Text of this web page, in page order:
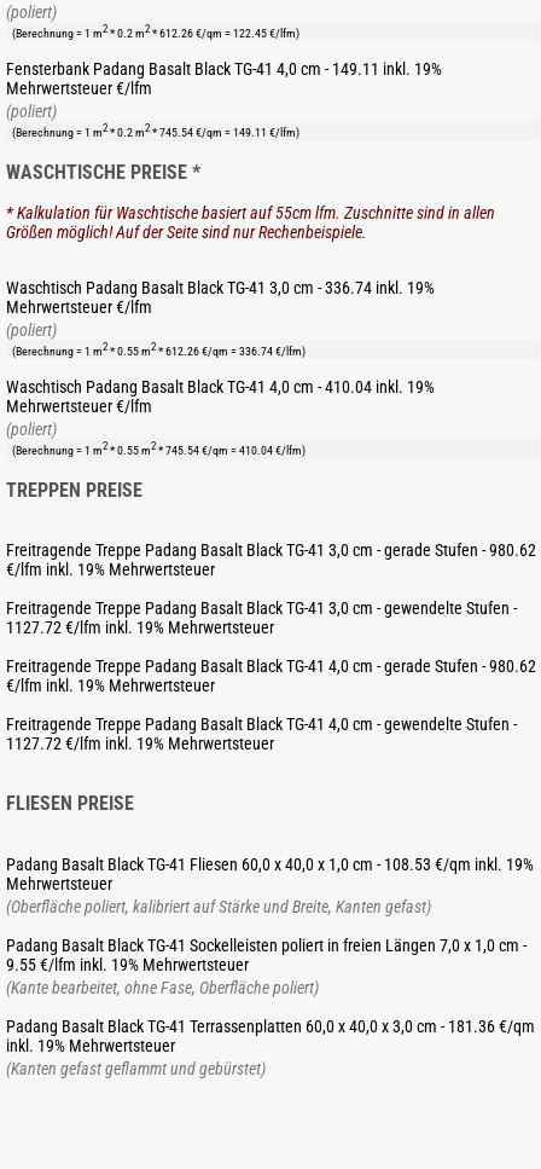
(poliert)
(Berechnung = 1 m2 * 0.2 m2 * 612.26 €/qm = 122.45 €/lfm)
Fensterbank Padang Basalt Black TG-41 4,0 cm - 149.11 inkl. 19%
Mehrwertsteuer €/lfm
(poliert)
(Berechnung = 1 m2 * 0.2 m2 * 745.54 €/qm = 149.11 €/lfm)
WASCHTISCHE PREISE *
* Kalkulation für Waschtische basiert auf 55cm lfm. Zuschnitte sind in allen
Größen möglich! Auf der Seite sind nur Rechenbeispiele.
Waschtisch Padang Basalt Black TG-41 3,0 cm - 336.74 inkl. 19%
Mehrwertsteuer €/lfm
(poliert)
(Berechnung = 1 m2 * 0.55 m2 * 612.26 €/qm = 336.74 €/lfm)
Waschtisch Padang Basalt Black TG-41 4,0 cm - 410.04 inkl. 19%
Mehrwertsteuer €/lfm
(poliert)
(Berechnung = 1 m2 * 0.55 m2 * 745.54 €/qm = 410.04 €/lfm)
TREPPEN PREISE
Freitragende Treppe Padang Basalt Black TG-41 3,0 cm - gerade Stufen - 980.62
€/lfm inkl. 19% Mehrwertsteuer
Freitragende Treppe Padang Basalt Black TG-41 3,0 cm - gewendelte Stufen -
1127.72 €/lfm inkl. 19% Mehrwertsteuer
Freitragende Treppe Padang Basalt Black TG-41 4,0 cm - gerade Stufen - 980.62
€/lfm inkl. 19% Mehrwertsteuer
Freitragende Treppe Padang Basalt Black TG-41 4,0 cm - gewendelte Stufen -
1127.72 €/lfm inkl. 19% Mehrwertsteuer
FLIESEN PREISE
Padang Basalt Black TG-41 Fliesen 60,0 x 40,0 x 1,0 cm - 108.53 €/qm inkl. 19%
Mehrwertsteuer
(Oberfläche poliert, kalibriert auf Stärke und Breite, Kanten gefast)
Padang Basalt Black TG-41 Sockelleisten poliert in freien Längen 7,0 x 1,0 cm -
9.55 €/lfm inkl. 19% Mehrwertsteuer
(Kante bearbeitet, ohne Fase, Oberfläche poliert)
Padang Basalt Black TG-41 Terrassenplatten 60,0 x 40,0 x 3,0 cm - 181.36 €/qm
inkl. 19% Mehrwertsteuer
(Kanten gefast geflammt und gebürstet)